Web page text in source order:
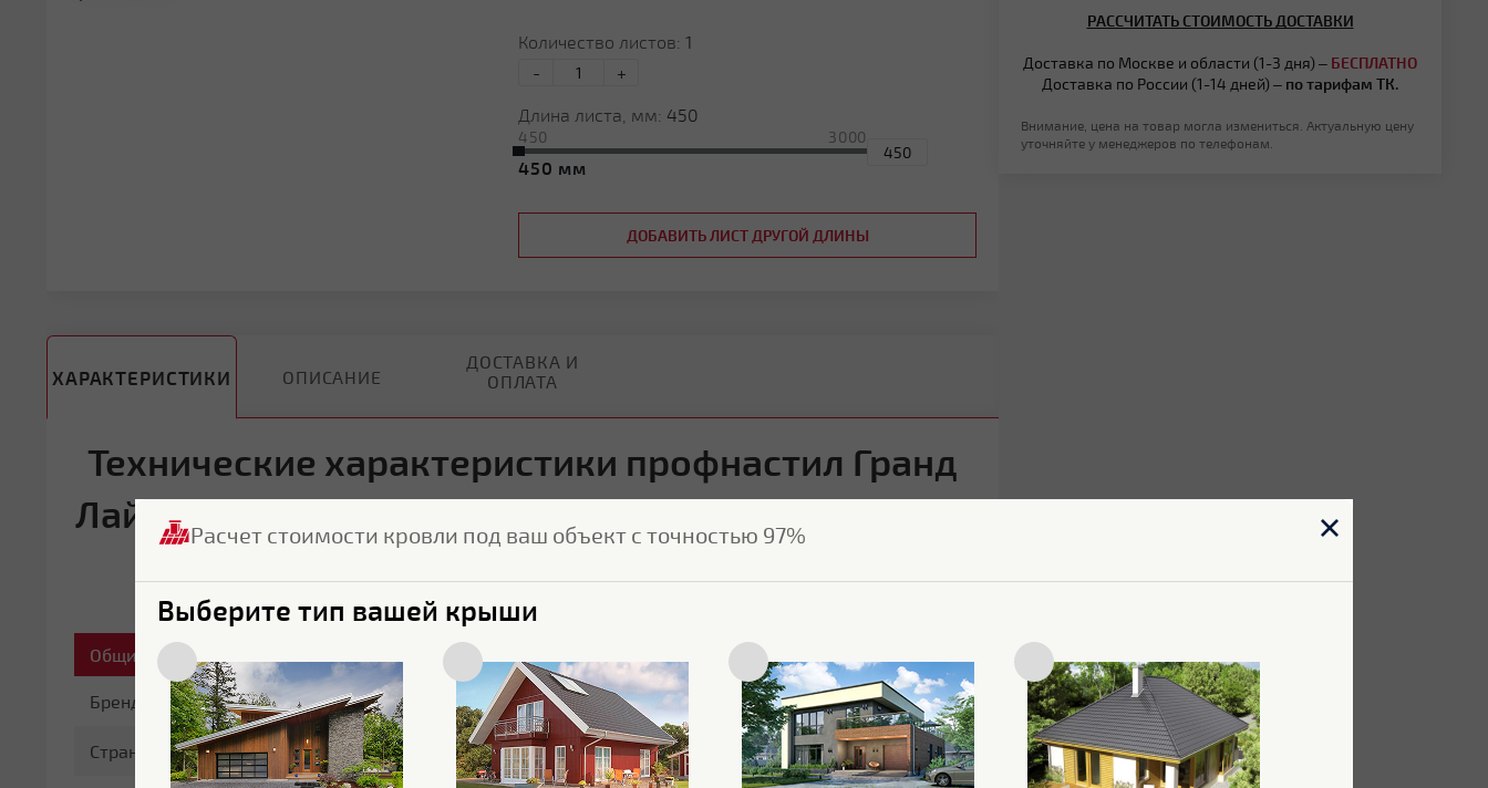
Количество листов: 1
-
+
Длина листа, мм: 450
450
450 3000
ДОБАВИТЬ ЛИСТ ДРУГОЙ ДЛИНЫ
ХАРАКТЕРИСТИКИ ОПИСАНИЕ
ДОСТАВКА И
ОПЛАТА
Технические характеристики профнастил Гранд
Лайн С10B фигурный 0.45 мм Полиэстер RAL 3005
Общие характеристики
Бренд Grand Line
Страна бренда Россия
Характеристики поверхности
Покрытие Полиэстер
Основа покрытия Полиэфир
РАССЧИТАТЬ СТОИМОСТЬ ДОСТАВКИ
Доставка по Москве и области (1-3 дня) – БЕСПЛАТНО
Доставка по России (1-14 дней) – по тарифам ТК.
Внимание, цена на товар могла измениться. Актуальную цену
уточняйте у менеджеров по телефонам.
Расчет стоимости кровли под ваш объект с точностью 97%
Выберите тип вашей крыши